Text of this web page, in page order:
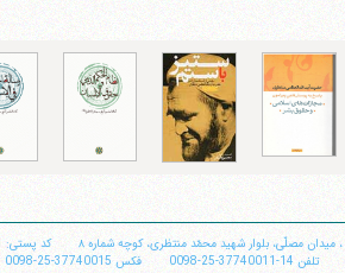
، میدان مصلّی، بلوار شهید محمّد منتظری، كوچه شماره ٨
کد پستی: 3713744381
تلفن 14-37740011-25-0098 فکس 37740015-25-0098
فکس37740015-25-98+